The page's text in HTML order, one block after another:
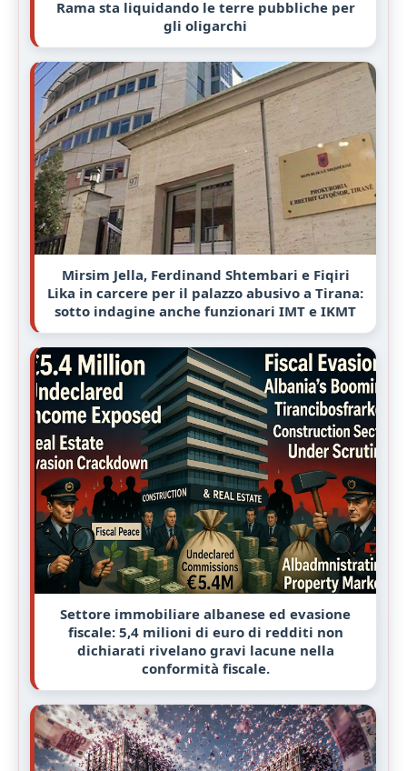
Rama sta liquidando le terre pubbliche per
gli oligarchi
Mirsim Jella, Ferdinand Shtembari e Fiqiri
Lika in carcere per il palazzo abusivo a Tirana:
sotto indagine anche funzionari IMT e IKMT
Settore immobiliare albanese ed evasione
fiscale: 5,4 milioni di euro di redditi non
dichiarati rivelano gravi lacune nella
conformità fiscale.